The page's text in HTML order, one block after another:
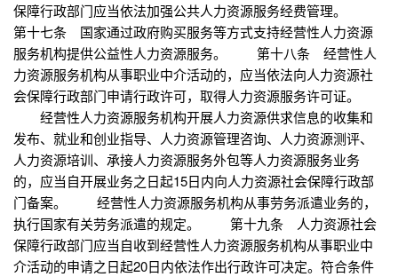
保障行政部门应当依法加强公共人力资源服务经费管理。
第十七条 国家通过政府购买服务等方式支持经营性人力资源
服务机构提供公益性人力资源服务。 第十八条 经营性人
力资源服务机构从事职业中介活动的，应当依法向人力资源社
会保障行政部门申请行政许可，取得人力资源服务许可证。
经营性人力资源服务机构开展人力资源供求信息的收集和
发布、就业和创业指导、人力资源管理咨询、人力资源测评、
人力资源培训、承接人力资源服务外包等人力资源服务业务
的，应当自开展业务之日起15日内向人力资源社会保障行政部
门备案。 经营性人力资源服务机构从事劳务派遣业务的，
执行国家有关劳务派遣的规定。 第十九条 人力资源社会
保障行政部门应当自收到经营性人力资源服务机构从事职业中
介活动的申请之日起20日内依法作出行政许可决定。符合条件